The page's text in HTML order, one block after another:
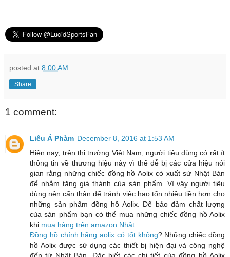
posted at 8:00 AM
Share
1 comment:
Liêu Á Phàm December 8, 2016 at 1:53 AM
Hiện nay, trên thị trường Việt Nam, người tiêu dùng có rất ít
thông tin về thương hiệu này vì thế dễ bị các cửa hiệu nói
gian rằng những chiếc đồng hồ Aolix có xuất sứ Nhật Bản
để nhằm tăng giá thành của sản phẩm. Vì vậy người tiêu
dùng nên cẩn thận để tránh việc hao tốn nhiều tiền hơn cho
những sản phẩm đồng hồ Aolix. Để bảo đảm chất lượng
của sản phẩm bạn có thể mua những chiếc đồng hồ Aolix
khi mua hàng trên amazon Nhật
Đồng hồ chính hãng aolix có tốt không? Những chiếc đồng
hồ Aolix được sử dụng các thiết bị hiện đại và công nghệ